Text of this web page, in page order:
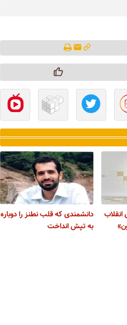
انقلاب
دانشمندی که قلب نطنز را دوباره
به تپش انداخت